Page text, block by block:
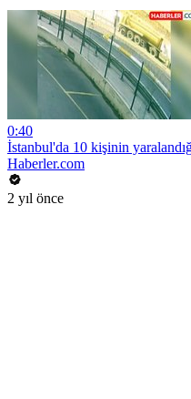
0:40
İstanbul'da 10 kişinin
Haberler.com
2 yıl önce